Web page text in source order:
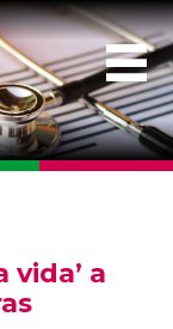
a